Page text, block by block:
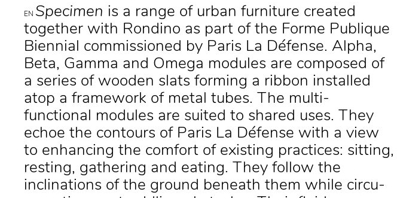
EN Specimen is a range of urban furniture created
together with Rondino as part of the Forme Publique
Biennial commissioned by Paris La Défense. Alpha,
Beta, Gamma and Omega modules are composed of
a series of wooden slats for­ming a ribbon installed
atop a framework of metal tubes. The multi-
functional modules are suited to shared uses. They
echoe the contours of Paris La Défense with a view
to enhancing the comfort of existing practices: sitting,
resting, gathering and eating. They follow the
inclinations of the ground beneath them while circu­